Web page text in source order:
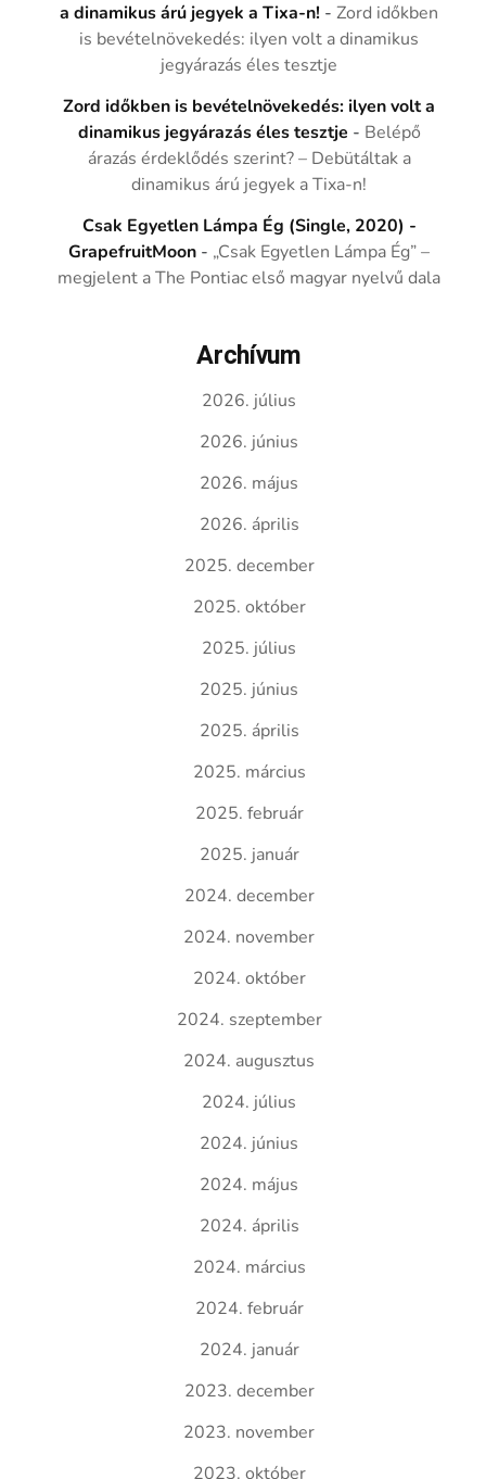
a dinamikus árú jegyek a Tixa-n! -Zord időkben
is bevételnövekedés: ilyen volt a dinamikus
jegyárazás éles tesztje
Zord időkben is bevételnövekedés: ilyen volt a
dinamikus jegyárazás éles tesztje - Belépő
árazás érdeklődés szerint? – Debütáltak a
dinamikus árú jegyek a Tixa-n!
Csak Egyetlen Lámpa Ég (Single, 2020) -
GrapefruitMoon - „Csak Egyetlen Lámpa Ég” –
megjelent a The Pontiac első magyar nyelvű dala
Archívum
2026. július
2026. június
2026. május
2026. április
2025. december
2025. október
2025. július
2025. június
2025. április
2025. március
2025. február
2025. január
2024. december
2024. november
2024. október
2024. szeptember
2024. augusztus
2024. július
2024. június
2024. május
2024. április
2024. március
2024. február
2024. január
2023. december
2023. november
2023. október